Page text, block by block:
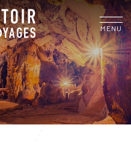
MENU